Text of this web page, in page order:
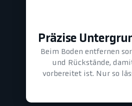
Präzise
Beim Boden entfernen
und Rückstände,
vorbereitet ist. Nur so